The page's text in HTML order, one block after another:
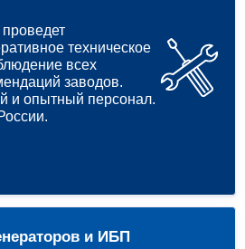
техническое
всех
заводов.
и опытный персонал.
и ИБП